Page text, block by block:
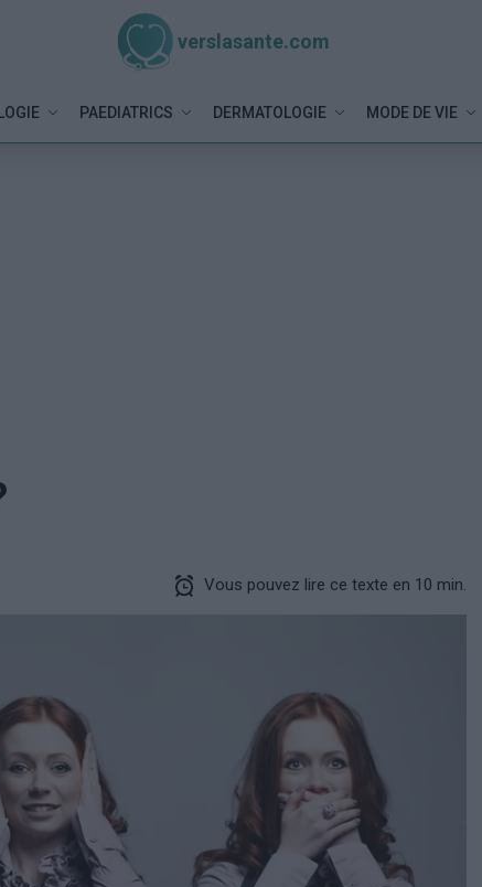
verslasante.com
PAEDIATRICS DERMATOLOGIE MODE DE VIE
Vous pouvez lire ce texte en 10 min.